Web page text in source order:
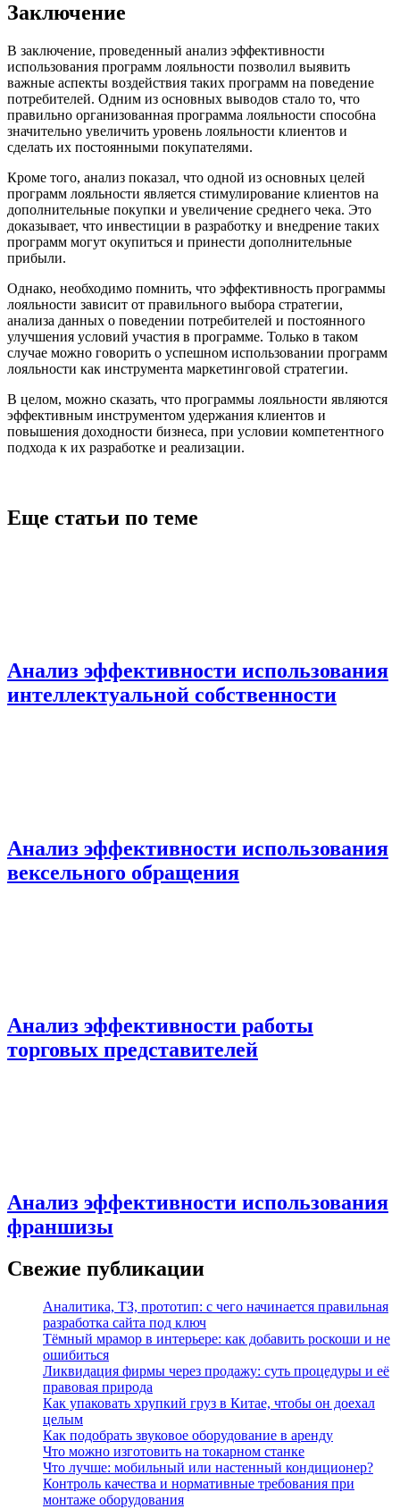
Заключение
В заключение, проведенный анализ эффективности
использования программ лояльности позволил выявить
важные аспекты воздействия таких программ на поведение
потребителей. Одним из основных выводов стало то, что
правильно организованная программа лояльности способна
значительно увеличить уровень лояльности клиентов и
сделать их постоянными покупателями.
Кроме того, анализ показал, что одной из основных целей
программ лояльности является стимулирование клиентов на
дополнительные покупки и увеличение среднего чека. Это
доказывает, что инвестиции в разработку и внедрение таких
программ могут окупиться и принести дополнительные
прибыли.
Однако, необходимо помнить, что эффективность программы
лояльности зависит от правильного выбора стратегии,
анализа данных о поведении потребителей и постоянного
улучшения условий участия в программе. Только в таком
случае можно говорить о успешном использовании программ
лояльности как инструмента маркетинговой стратегии.
В целом, можно сказать, что программы лояльности являются
эффективным инструментом удержания клиентов и
повышения доходности бизнеса, при условии компетентного
подхода к их разработке и реализации.
Еще статьи по теме
Анализ эффективности использования
интеллектуальной собственности
Анализ эффективности использования
вексельного обращения
Анализ эффективности работы
торговых представителей
Анализ эффективности использования
франшизы
Свежие публикации
Аналитика, ТЗ, прототип: с чего начинается правильная
разработка сайта под ключ
Тёмный мрамор в интерьере: как добавить роскоши и не
ошибиться
Ликвидация фирмы через продажу: суть процедуры и её
правовая природа
Как упаковать хрупкий груз в Китае, чтобы он доехал
целым
Как подобрать звуковое оборудование в аренду
Что можно изготовить на токарном станке
Что лучше: мобильный или настенный кондиционер?
Контроль качества и нормативные требования при
монтаже оборудования